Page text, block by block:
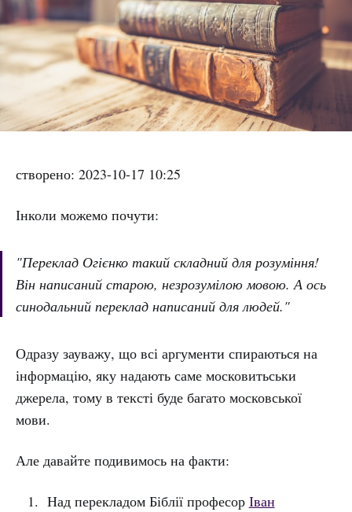
створено: 2023-10-17 10:25
Інколи можемо почути:
"Переклад Огієнко такий складний для розуміння!
Він написаний старою, незрозумілою мовою. А ось
синодальний переклад написаний для людей."
Одразу зауважу, що всі аргументи спираються на
інформацію, яку надають саме московитьськи
джерела, тому в тексті буде багато московської
мови.
Але давайте подивимось на факти:
Над перекладом Біблії професор Іван